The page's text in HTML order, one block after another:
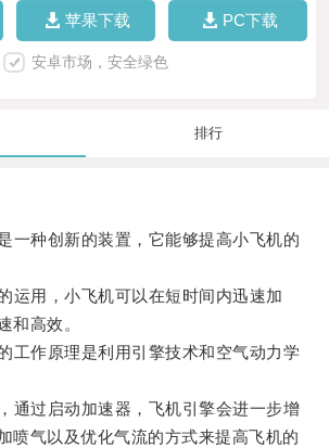
苹果下载 PC下载
安卓市场，安全绿色
排行
种创新的装置，它能够提高小飞机的
用，小飞机可以在短时间内迅速加
和高效。
作原理是利用引擎技术和空气动力学
过启动加速器，飞机引擎会进一步增
喷气以及优化气流的方式来提高飞机的